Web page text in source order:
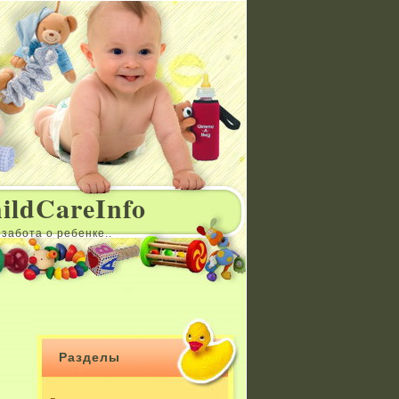
забота о ребенке..
Разделы